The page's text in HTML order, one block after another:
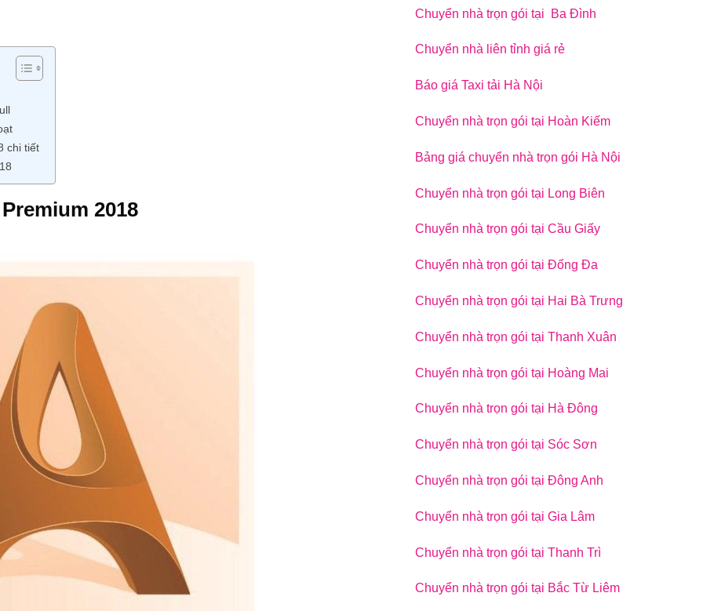
chi tiết
2018
Chuyển nhà trọn gói tại Ba Đình
Chuyển nhà liên tỉnh giá rẻ
Báo giá Taxi tải Hà Nội
Chuyển nhà trọn gói tại Hoàn Kiếm
Bảng giá chuyển nhà trọn gói Hà Nội
Chuyển nhà trọn gói tại Long Biên
Chuyển nhà trọn gói tại Cầu Giấy
Chuyển nhà trọn gói tại Đống Đa
Chuyển nhà trọn gói tại Hai Bà Trưng
Chuyển nhà trọn gói tại Thanh Xuân
Chuyển nhà trọn gói tại Hoàng Mai
Chuyển nhà trọn gói tại Hà Đông
Chuyển nhà trọn gói tại Sóc Sơn
Chuyển nhà trọn gói tại Đông Anh
Chuyển nhà trọn gói tại Gia Lâm
Chuyển nhà trọn gói tại Thanh Trì
Chuyển nhà trọn gói tại Bắc Từ Liêm